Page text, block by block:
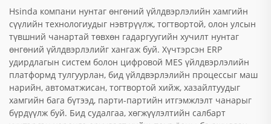
Hsinda компани нунтаг өнгөний үйлдвэрлэлийн хамгийн
сүүлийн технологиудыг нэвтрүүлж, тогтвортой, олон улсын
түвшний чанартай төвхөн гадаргуугийн хучилт нунтаг
өнгөний үйлдвэрлэлийг хангаж буй. Хүчтэрсэн ERP
удирдлагын систем болон цифровой MES үйлдвэрлэлийн
платформд тулгуурлан, бид үйлдвэрлэлийн процессыг маш
нарийн, автоматжисан, тогтвортой хийж, хазайлтуудыг
хамгийн бага бүтээд, парти-партийн итгэмжлэлт чанарыг
бүрдүүлж буй. Бид судалгаа, хөгжүүлэлтийн салбарт